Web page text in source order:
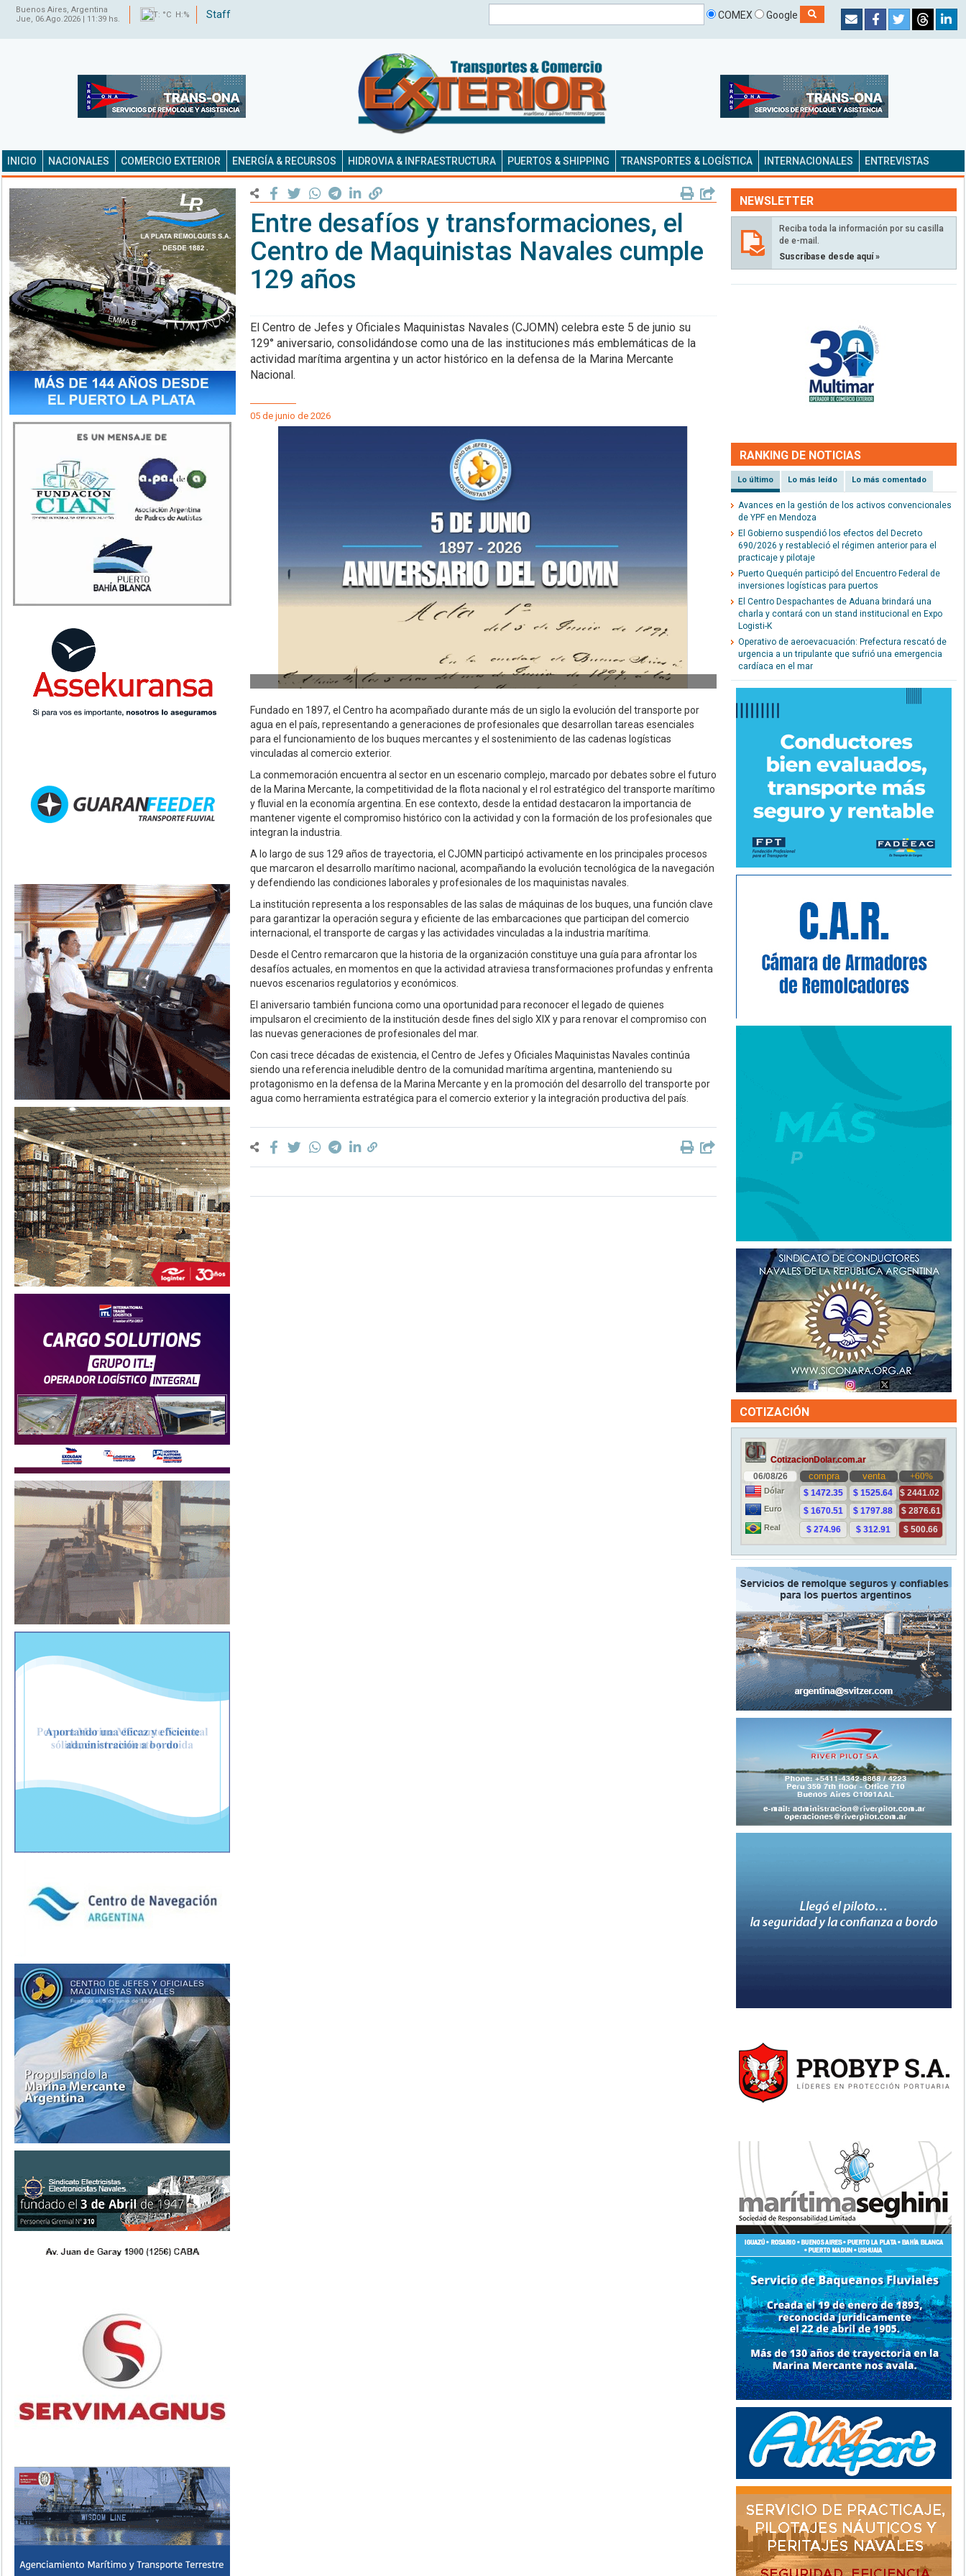
Buenos Aires, Argentina
Jue, 06.Ago.2026 | 11:39 hs.
T: °C H:% Staff COMEX Google
INICIO NACIONALES COMERCIO EXTERIOR ENERGÍA & RECURSOS HIDROVIA & INFRAESTRUCTURA PUERTOS & SHIPPING TRANSPORTES & LOGÍSTICA INTERNACIONALES ENTREVISTAS
Entre desafíos y transformaciones, el
Centro de Maquinistas Navales cumple
129 años
El Centro de Jefes y Oficiales Maquinistas Navales (CJOMN) celebra este 5 de junio su
129° aniversario, consolidándose como una de las instituciones más emblemáticas de la
actividad marítima argentina y un actor histórico en la defensa de la Marina Mercante
Nacional.
05 de junio de 2026
Fundado en 1897, el Centro ha acompañado durante más de un siglo la evolución del transporte por
agua en el país, representando a generaciones de profesionales que desarrollan tareas esenciales
para el funcionamiento de los buques mercantes y el sostenimiento de las cadenas logísticas
vinculadas al comercio exterior.
La conmemoración encuentra al sector en un escenario complejo, marcado por debates sobre el futuro
de la Marina Mercante, la competitividad de la flota nacional y el rol estratégico del transporte marítimo
y fluvial en la economía argentina. En ese contexto, desde la entidad destacaron la importancia de
mantener vigente el compromiso histórico con la actividad y con la formación de los profesionales que
integran la industria.
A lo largo de sus 129 años de trayectoria, el CJOMN participó activamente en los principales procesos
que marcaron el desarrollo marítimo nacional, acompañando la evolución tecnológica de la navegación
y defendiendo las condiciones laborales y profesionales de los maquinistas navales.
La institución representa a los responsables de las salas de máquinas de los buques, una función clave
para garantizar la operación segura y eficiente de las embarcaciones que participan del comercio
internacional, el transporte de cargas y las actividades vinculadas a la industria marítima.
Desde el Centro remarcaron que la historia de la organización constituye una guía para afrontar los
desafíos actuales, en momentos en que la actividad atraviesa transformaciones profundas y enfrenta
nuevos escenarios regulatorios y económicos.
El aniversario también funciona como una oportunidad para reconocer el legado de quienes
impulsaron el crecimiento de la institución desde fines del siglo XIX y para renovar el compromiso con
las nuevas generaciones de profesionales del mar.
Con casi trece décadas de existencia, el Centro de Jefes y Oficiales Maquinistas Navales continúa
siendo una referencia ineludible dentro de la comunidad marítima argentina, manteniendo su
protagonismo en la defensa de la Marina Mercante y en la promoción del desarrollo del transporte por
agua como herramienta estratégica para el comercio exterior y la integración productiva del país.
NEWSLETTER
Reciba toda la información por su casilla
de e-mail.
Suscríbase desde aquí »
RANKING DE NOTICIAS
Lo último Lo más leído Lo más comentado
Avances en la gestión de los activos convencionales
de YPF en Mendoza
El Gobierno suspendió los efectos del Decreto
690/2026 y restableció el régimen anterior para el
practicaje y pilotaje
Puerto Quequén participó del Encuentro Federal de
inversiones logísticas para puertos
El Centro Despachantes de Aduana brindará una
charla y contará con un stand institucional en Expo
Logisti-K
Operativo de aeroevacuación: Prefectura rescató de
urgencia a un tripulante que sufrió una emergencia
cardíaca en el mar
COTIZACIÓN